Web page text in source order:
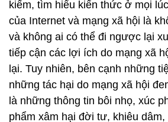
kiếm, tìm hiểu kiến thức ở mọi
của Internet và mạng xã hội là
và không ai có thể đi ngược lại
tiếp cận các lợi ích do mạng xã
lại. Tuy nhiên, bên cạnh những
những tác hại do mạng xã hội
là những thông tin bôi nhọ, xúc
phẩm xâm hại đời tư, khiêu